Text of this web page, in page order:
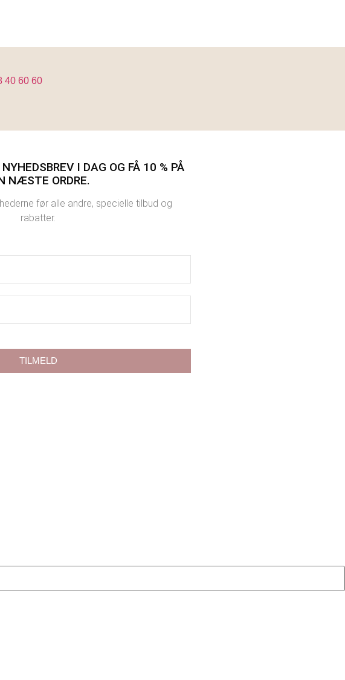
40 60 60
I DAG OG FÅ 10 % PÅ
NÆSTE ORDRE.
før alle andre, specielle tilbud og
rabatter.
TILMELD